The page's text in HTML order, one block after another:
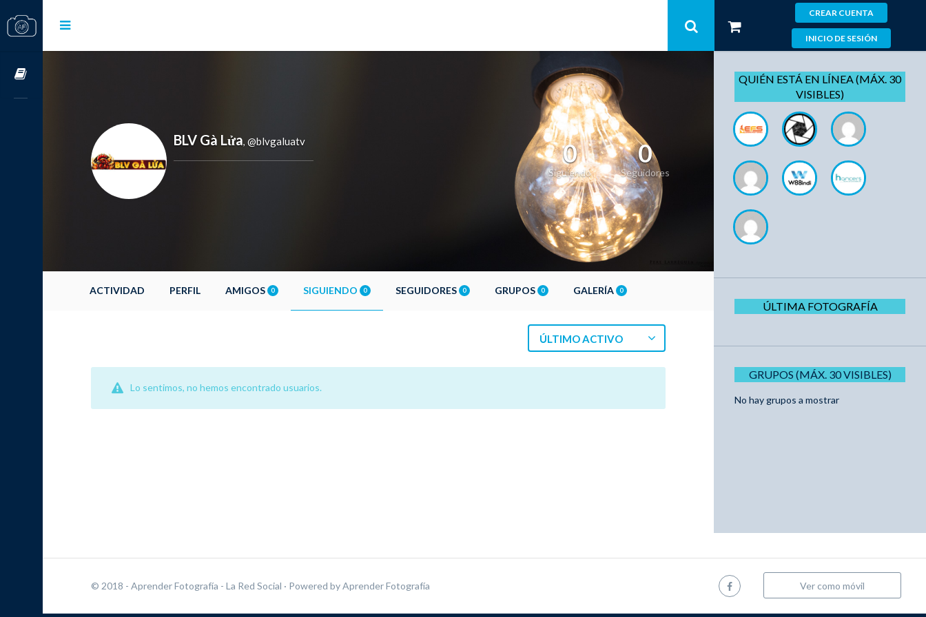
CREAR CUENTA
INICIO DE SESIÓN
BLV Gà Lửa, @blvgaluatv 0
Siguiendo
0
Seguidores
ACTIVIDAD PERFIL AMIGOS 0 SIGUIENDO 0 SEGUIDORES 0 GRUPOS 0 GALERÍA 0
ÚLTIMO ACTIVO
Lo sentimos, no hemos encontrado usuarios.
QUIÉN ESTÁ EN LÍNEA (MÁX. 30
VISIBLES)
ÚLTIMA FOTOGRAFÍA
GRUPOS (MÁX. 30 VISIBLES)
No hay grupos a mostrar
© 2018 - Aprender Fotografía - La Red Social · Powered byAprender Fotografía